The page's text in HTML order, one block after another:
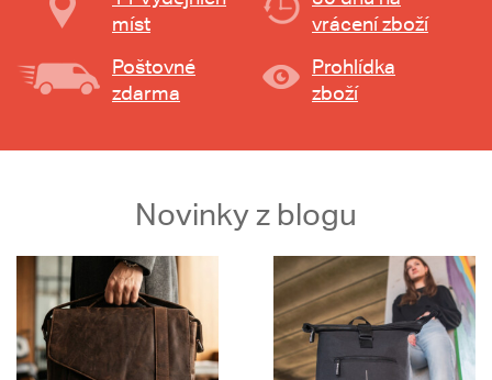
míst
vrácení zboží
Poštovné
zdarma
Prohlídka
zboží
Novinky z blogu